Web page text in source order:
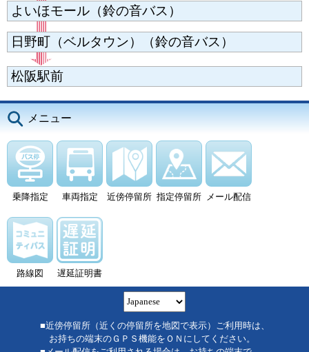
よいほモール（鈴の音バス）
日野町（ベルタウン）（鈴の音バス）
松阪駅前
メニュー
乗降指定 車両指定 近傍停留所 指定停留所 メール配信
路線図 遅延証明書
■近傍停留所（近くの停留所を地図で表示）ご利用時は、
お持ちの端末のＧＰＳ機能をＯＮにしてください。